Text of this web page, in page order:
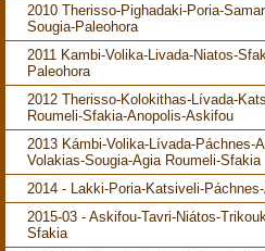
2010 Therisso-Pighadaki-Poria-
Sougia-Paleohora
2011 Kambi-Volika-Livada-Niatos-
Paleohora
2012 Therisso-Kolokithas-Lívada-
Roumeli-Sfakia-Anopolis-Askifou
2013 Kámbi-Volika-Lívada-Páchnes-
Volakias-Sougia-Agia Roumeli-Sfakia
2014 - Lakki-Poria-Katsiveli-
2015-03 - Askifou-Tavri-Niátos-
Sfakia